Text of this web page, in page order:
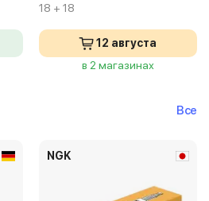
18 + 18
12 августа
в 2 магазинах
Все
NGK